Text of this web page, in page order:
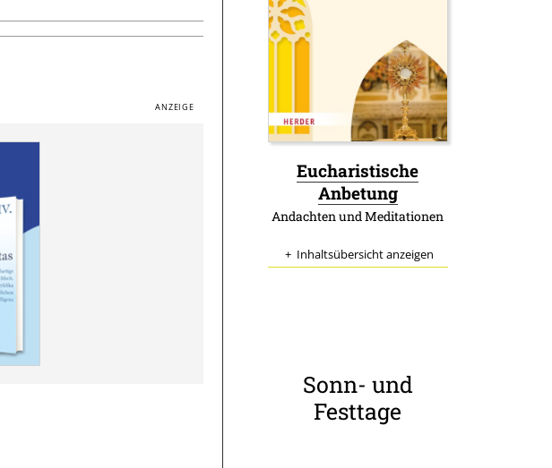
Eucharistische
Anbetung:
Andachten und Meditationen
Inhaltsübersicht anzeigen
Sonn- und
Festtage